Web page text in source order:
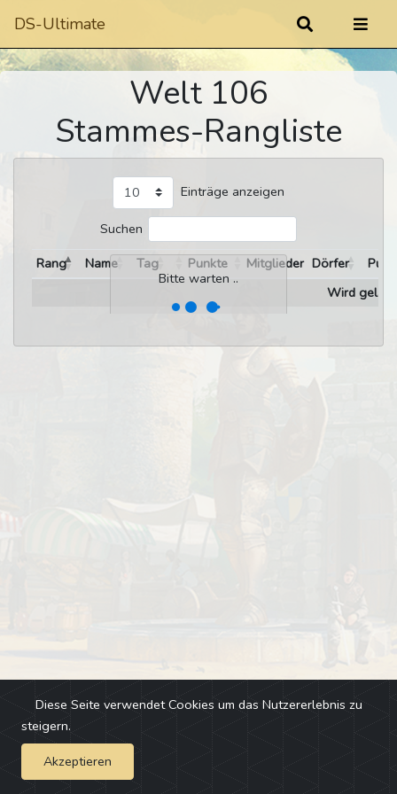
DS-Ultimate
Welt 106
Stammes-Rangliste
Einträge anzeigen
Suchen
Bitte warten ..
Rang Name Tag Punkte Mitglieder Dörfer
Wird
Impressum - Changelog
Diese Seite verwendet Cookies um das Nutzererlebnis zu
steigern.
Akzeptieren